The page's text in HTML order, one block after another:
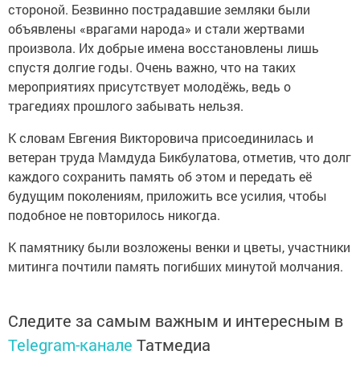
стороной. Безвинно пострадавшие земляки были
объявлены «врагами народа» и стали жертвами
произвола. Их добрые имена восстановлены лишь
спустя долгие годы. Очень важно, что на таких
мероприятиях присутствует молодёжь, ведь о
трагедиях прошлого забывать нельзя.
К словам Евгения Викторовича присоединилась и
ветеран труда Мамдуда Бикбулатова, отметив, что долг
каждого сохранить память об этом и передать её
будущим поколениям, приложить все усилия, чтобы
подобное не повторилось никогда.
К памятнику были возложены венки и цветы, участники
митинга почтили память погибших минутой молчания.
Следите за самым важным и интересным в
Telegram-канале Татмедиа